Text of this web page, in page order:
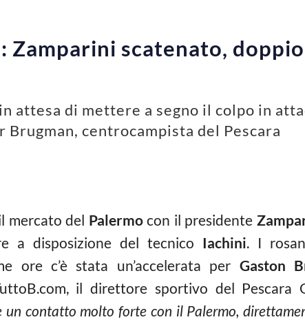
Zamparini scatenato,
attesa di mettere a segno il colpo in
centrocampista del Pescara
mercato del Palermocon il presidente
a disposizione del tecnico Iachini. I
ore c’è stata un’accelerata per Gaston
il direttore sportivo del Pescara
un contatto molto forte con il Palermo,